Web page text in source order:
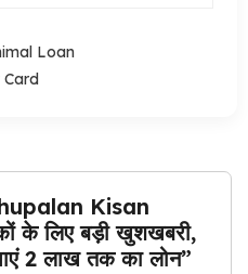
Loan
Card
Kisan
के लिए बड़ी खुशखबरी,
2 लाख तक का लोन”